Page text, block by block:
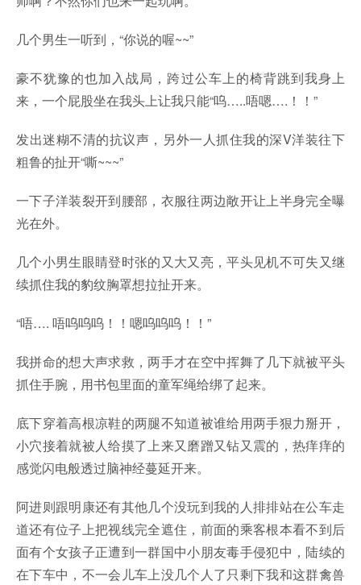
几个男生一听到，“你说的喔~~”
豪不犹豫的也加入战局，跨过公车上的椅背跳到我身上
来，一个屁股坐在我头上让我只能“呜…..唔嗯….！！”
发出迷糊不清的抗议声，另外一人抓住我的深V洋装往下
粗鲁的扯开“嘶~~~”
一下子洋装裂开到腰部，衣服往两边敞开让上半身完全曝
光在外。
几个小男生眼睛登时张的又大又亮，平头见机不可失又继
续抓住我的豹纹胸罩想拉扯开来。
“唔…. 唔呜呜呜！！嗯呜呜呜！！”
我拼命的想大声求救，两手才在空中挥舞了几下就被平头
抓住手腕，用书包里面的童军绳给绑了起来。
底下穿着高根凉鞋的两腿不知道被谁给用两手狠力掰开，
小穴接着就被人给摸了上来又磨蹭又钻又震的，热痒痒的
感觉闪电般透过脑神经蔓延开来。
阿进则跟明康还有其他几个没玩到我的人排排站在公车走
道还有位子上把视线完全遮住，前面的乘客根本看不到后
面有个女孩子正遭到一群国中小朋友毒手侵犯中，陆续的
在下车中，不一会儿车上没几个人了只剩下我和这群禽兽